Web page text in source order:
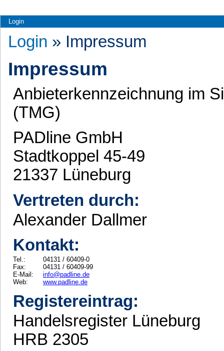
Login
Login » Impressum
Impressum
Anbieterkennzeichnung im
(TMG)
PADline GmbH
Stadtkoppel 45-49
21337 Lüneburg
Vertreten durch:
Alexander Dallmer
Kontakt:
Tel.:
04131 / 60409-0
Fax:
04131 / 60409-99
E-Mail:
info@padline.de
Web:
www.padline.de
Registereintrag:
Handelsregister Lüneburg
HRB 2305